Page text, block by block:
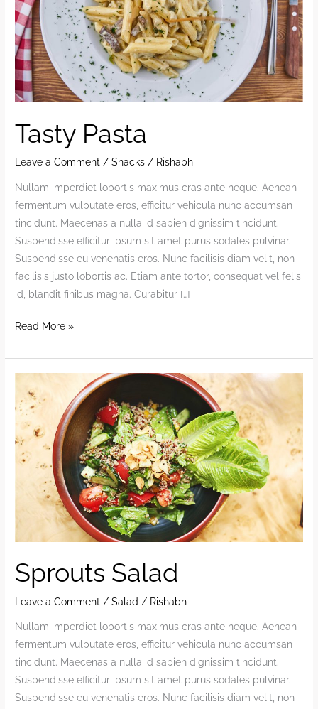
Tasty Pasta
Leave a Comment /Snacks / Rishabh
Nullam imperdiet lobortis maximus cras ante neque. Aenean
fermentum vulputate eros, efficitur vehicula nunc accumsan
tincidunt. Maecenas a nulla id sapien dignissim tincidunt.
Suspendisse efficitur ipsum sit amet purus sodales pulvinar.
Suspendisse eu venenatis eros. Nunc facilisis diam velit, non
facilisis justo lobortis ac. Etiam ante tortor, consequat vel felis
id, blandit finibus magna. Curabitur […]
Tasty
Read More »
Sprouts Salad
Leave a Comment /Salad / Rishabh
Nullam imperdiet lobortis maximus cras ante neque. Aenean
fermentum vulputate eros, efficitur vehicula nunc accumsan
tincidunt. Maecenas a nulla id sapien dignissim tincidunt.
Suspendisse efficitur ipsum sit amet purus sodales pulvinar.
Suspendisse eu venenatis eros. Nunc facilisis diam velit, non